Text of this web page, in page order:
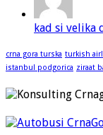
kad si velika
crna gora turska turkish
istanbul podgorica ziraat